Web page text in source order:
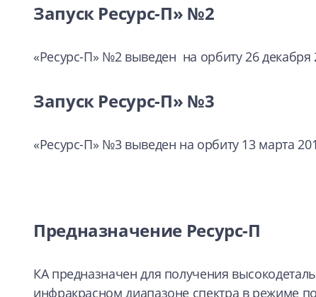
Запуск Ресурс-П» №2
«Ресурс-П» №2 выведен на орбиту 26 декабря
Запуск Ресурс-П» №3
«Ресурс-П» №3 выведен на орбиту 13 марта
Предназначение Ресурс-П
КА предназначен для получения
инфракрасном диапазоне спектра в режиме